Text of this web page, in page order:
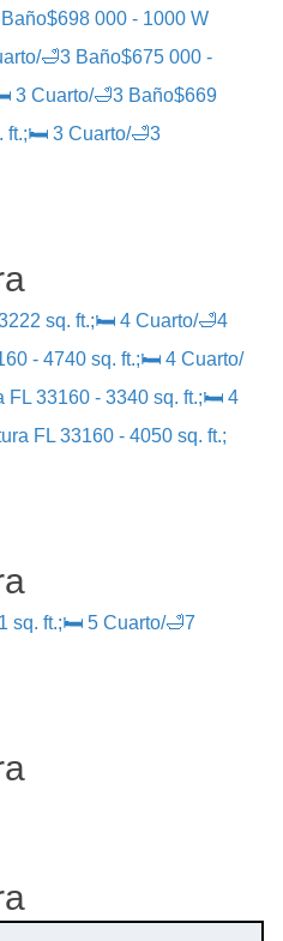
$698 000 - 1000 W
🛁3 Baño$675 000 -
3 Cuarto/🛁3 Baño$669
ft.;🛏 3 Cuarto/🛁3
sq. ft.;🛏 4 Cuarto/🛁4
- 4740 sq. ft.;🛏 4 Cuarto/
FL 33160 - 3340 sq. ft.;🛏 4
FL 33160 - 4050 sq. ft.;
sq. ft.;🛏 5 Cuarto/🛁7